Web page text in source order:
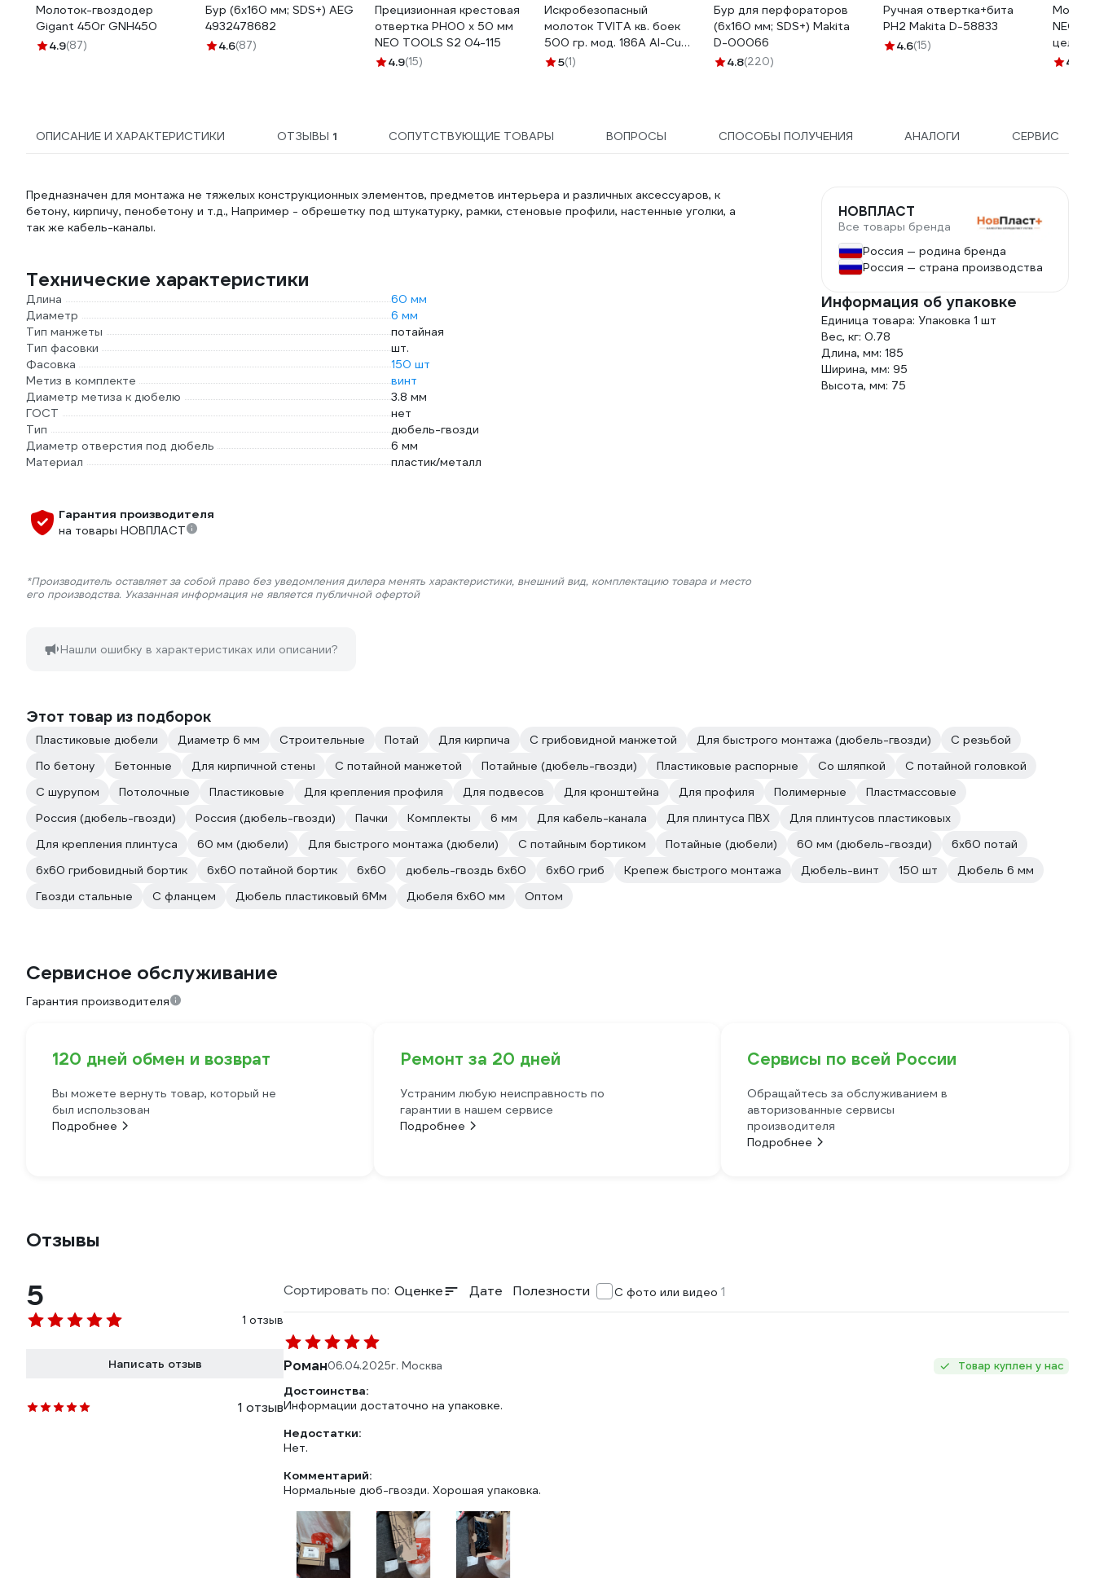
Молоток-гвоздодер
Gigant 450г GNH450
4.9(87)
Бур (6x160 мм; SDS+) AEG
4932478682
4.6(87)
Прецизионная крестовая
отвертка PH00 x 50 мм
NEO TOOLS S2 04-115
4.9(15)
Искробезопасный
молоток TVITA кв. боек
500 гр. мод. 186A Al-Cu
TT1186A-1002A
5(1)
Бур для перфораторов
(6х160 мм; SDS+) Makita
D-00066
4.8(220)
Ручная отвертка+бита
PH2 Makita D-58833
4.6(15)
NEO
4.7
ОПИСАНИЕ И ХАРАКТЕРИСТИКИ ОТЗЫВЫ 1 СОПУТСТВУЮЩИЕ ТОВАРЫ ВОПРОСЫ СПОСОБЫ ПОЛУЧЕНИЯ АНАЛОГИ СЕРВИС
Предназначен для монтажа не тяжелых конструкционных элементов, предметов интерьера и различных аксессуаров, к
бетону, кирпичу, пенобетону и т.д., Например - обрешетку под штукатурку, рамки, стеновые профили, настенные уголки, а
так же кабель-каналы.
Технические характеристики
Длина
60 мм
Диаметр
6 мм
Тип манжеты
потайная
Тип фасовки
шт.
Фасовка
150 шт
Метиз в комплекте
винт
Диаметр метиза к дюбелю
3.8 мм
ГОСТ
нет
Тип
дюбель-гвозди
Диаметр отверстия под дюбель
6 мм
Материал
пластик/металл
Гарантия производителя
на товары НОВПЛАСТ
*Производитель оставляет за собой право без уведомления дилера менять характеристики, внешний вид, комплектацию товара и место
его производства. Указанная информация не является публичной офертой
Нашли ошибку в характеристиках или описании?
НОВПЛАСТ
Все товары бренда
Россия — родина бренда
Россия — страна производства
Информация об упаковке
Единица товара: Упаковка 1 шт
Вес, кг: 0.78
Длина, мм: 185
Ширина, мм: 95
Высота, мм: 75
Этот товар из подборок
Пластиковые дюбели Диаметр 6 мм Строительные Потай Для кирпича С грибовидной манжетой Для быстрого монтажа (дюбель-гвозди)
С резьбой
По бетону
Бетонные Для кирпичной стены С потайной манжетой Потайные (дюбель-гвозди) Пластиковые распорные Со шляпкой
С потайной головкой
С шурупом
Потолочные Пластиковые Для крепления профиля Для подвесов Для кронштейна Для профиля Полимерные
Пластмассовые
Россия (дюбель-гвозди)
Россия (дюбель-гвозди) Пачки Комплекты 6 мм Для кабель-канала Для плинтуса ПВХ
Для плинтусов пластиковых
Для крепления плинтуса
60 мм (дюбели) Для быстрого монтажа (дюбели) С потайным бортиком Потайные (дюбели) 60 мм (дюбель-гвозди)
6х60 потай
6х60 грибовидный бортик
6х60 потайной бортик 6х60 дюбель-гвоздь 6х60 6х60 гриб Крепеж быстрого монтажа Дюбель-винт 150 шт
Дюбель 6 мм
Гвозди стальные
С фланцем Дюбель пластиковый 6Мм Дюбеля 6х60 мм Оптом
Сервисное обслуживание
Гарантия производителя
120 дней обмен и возврат
Вы можете вернуть товар, который не
был использован
Подробнее
Ремонт за 20 дней
Устраним любую неисправность по
гарантии в нашем сервисе
Подробнее
Сервисы по всей России
Обращайтесь за обслуживанием в
авторизованные сервисы
производителя
Подробнее
Отзывы
5
1 отзыв
Написать отзыв
1 отзыв
Сортировать по: Оценке Дате Полезности С фото или видео 1
Роман06.04.2025г. Москва Товар куплен у нас
Достоинства:
Информации достаточно на упаковке.
Недостатки:
Нет.
Комментарий:
Нормальные дюб-гвозди. Хорошая упаковка.